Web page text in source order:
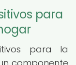
para
para la